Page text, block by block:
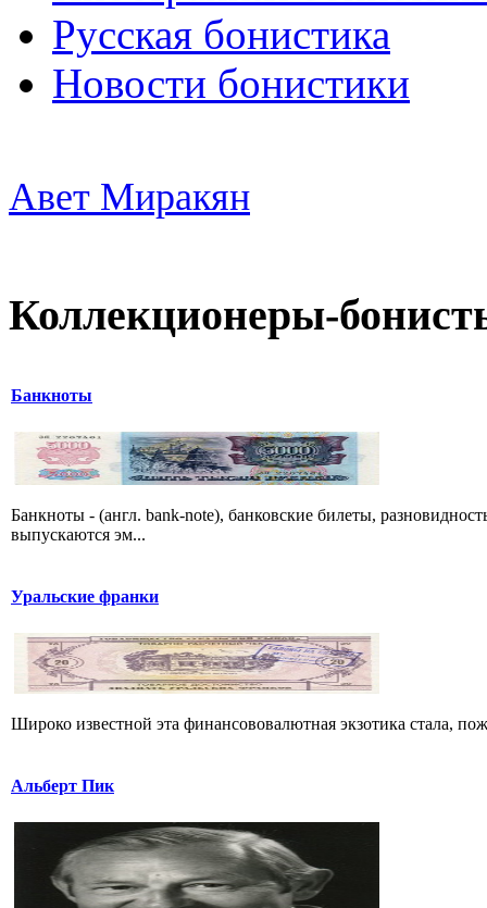
Русская бонистика
Новости бонистики
Авет Миракян
Коллекционеры-
Банкноты
Банкноты - (англ. bank-note), банковские билеты,
выпускаются эм...
Уральские франки
Широко известной эта финансововалютная экзотика стала,
Альберт Пик